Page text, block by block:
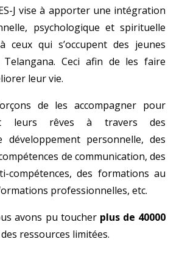
J vise à apporter une intégration
psychologique et spirituelle
ceux qui s’occupent des jeunes
Telangana. Ceci afin de les faire
leur vie.
de les accompagner pour
leurs rêves à travers des
développement personnelle, des
de communication, des
compétences, des formations au
professionnelles, etc.
avons pu toucher plus de 40000
ressources limitées.